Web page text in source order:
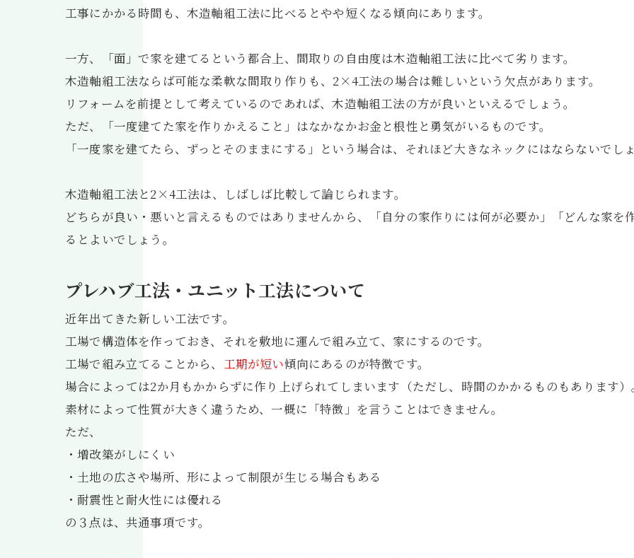
工事にかかる時間も、木造軸組工法に比べるとやや短くなる傾向にあります。
一方、「面」で家を建てるという都合上、間取りの自由度は木造軸組工法に比べて劣ります。
木造軸組工法ならば可能な柔軟な間取り作りも、2×4工法の場合は難しいという欠点があります。
リフォームを前提として考えているのであれば、木造軸組工法の方が良いといえるでしょう。
ただ、「一度建てた家を作りかえること」はなかなかお金と根性と勇気がいるものです。
「一度家を建てたら、ずっとそのままにする」という場合は、それほど大きなネックにはならないでし
木造軸組工法と2×4工法は、しばしば比較して論じられます。
どちらが良い・悪いと言えるものではありませんから、「自分の家作りには何が必要か」「どんな家
るとよいでしょう。
プレハブ工法・ユニット工法について
近年出てきた新しい工法です。
工場で構造体を作っておき、それを敷地に運んで組み立て、家にするのです。
工場で組み立てることから、 工期が短い傾向にあるのが特徴です。
場合によっては2か月もかからずに作り上げられてしまいます（ただし、時間のかかるものもあります
素材によって性質が大きく違うため、一概に「特徴」を言うことはできません。
ただ、
・増改築がしにくい
・土地の広さや場所、形によって制限が生じる場合もある
・耐震性と耐火性には優れる
の３点は、共通事項です。